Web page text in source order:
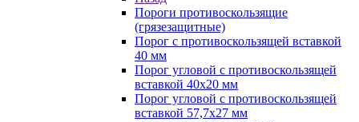
Пороги противоскользящие
(грязезащитные)
Порог с противоскользящей вставкой
40 мм
Порог угловой с противоскользящей
вставкой 40х20 мм
Порог угловой с противоскользящей
вставкой 57,7х27 мм